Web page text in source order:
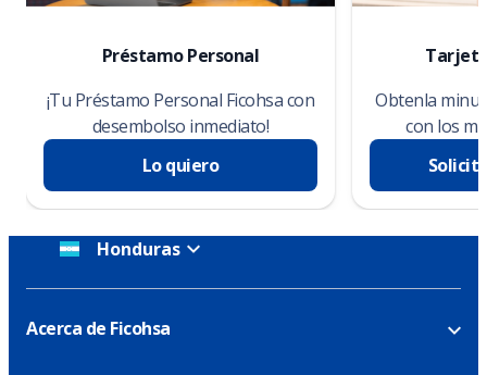
Préstamo Personal
¡Tu Préstamo Personal Ficohsa con
desembolso inmediato!
Lo quiero
Obtenla
con los
Honduras
Acerca de Ficohsa